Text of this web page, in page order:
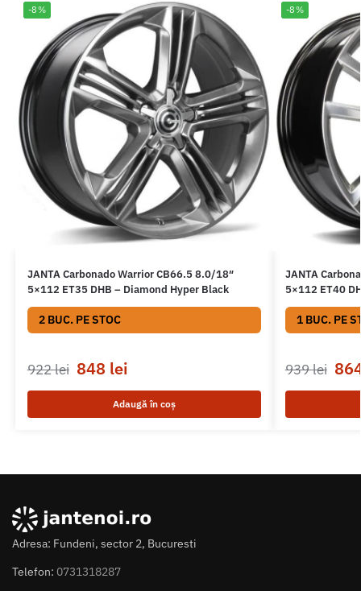
-8%
JANTA Carbonado Warrior CB66.5 8.0/18″
5×112 ET35 DHB – Diamond Hyper Black
2 BUC. PE STOC
922lei 848 lei
Adaugă în coș
-8%
JANTA
5×112 ET40
1 BUC. PE
939lei
Adresa: Fundeni, sector 2, Bucuresti
Telefon: 0731318287